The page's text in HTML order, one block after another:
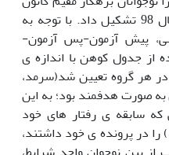
اصلاح و تربیت شهر تهران در سال 98 تشکیل داد. با توجه به
پیش آزمون-پس آزمون-
از جدول کوهن با اندازه ی
و توان آزمون0.5، 15 نفر در هر گروه تعیین شد(سرمد،
گیری به صورت هدفمند بود؛ به این
که سابقه ی رفتار های خود
در پرونده ی خود داشتند،